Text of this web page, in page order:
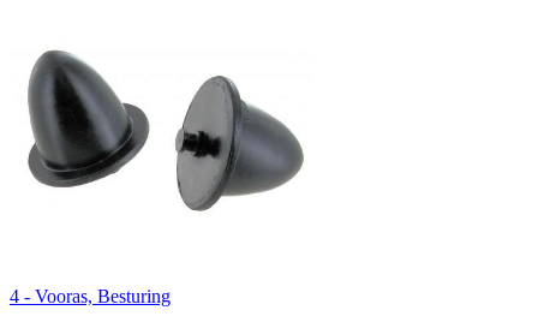
4 - Vooras, Besturing